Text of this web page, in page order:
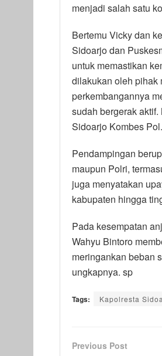
menjadi salah satu
Bertemu Vicky dan
Sidoarjo dan
untuk memastikan
dilakukan oleh pihak
perkembangannya
sudah bergerak
Sidoarjo Kombes
Pendampingan
maupun Polri,
juga menyatakan
kabupaten hingga
Pada kesempatan
Wahyu Bintoro
meringankan beban
ungkapnya. sp
Tags: Kapolresta
Previous Post